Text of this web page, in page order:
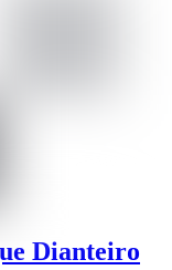
Dianteiro